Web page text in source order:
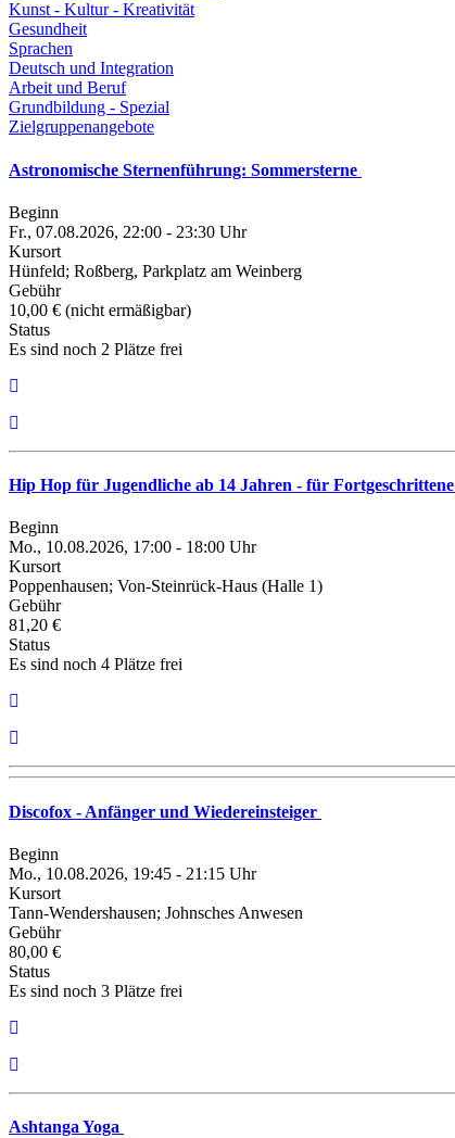
Kunst - Kultur - Kreativität
Gesundheit
Sprachen
Deutsch und Integration
Arbeit und Beruf
Grundbildung - Spezial
Zielgruppenangebote
Astronomische Sternenführung: Sommersterne
Beginn
Fr., 07.08.2026, 22:00 - 23:30 Uhr
Kursort
Hünfeld; Roßberg, Parkplatz am Weinberg
Gebühr
10,00 € (nicht ermäßigbar)
Status
Es sind noch 2 Plätze frei
Hip Hop für Jugendliche ab 14 Jahren - für Fortgeschrittene
Beginn
Mo., 10.08.2026, 17:00 - 18:00 Uhr
Kursort
Poppenhausen; Von-Steinrück-Haus (Halle 1)
Gebühr
81,20 €
Status
Es sind noch 4 Plätze frei
Discofox - Anfänger und Wiedereinsteiger
Beginn
Mo., 10.08.2026, 19:45 - 21:15 Uhr
Kursort
Tann-Wendershausen; Johnsches Anwesen
Gebühr
80,00 €
Status
Es sind noch 3 Plätze frei
Ashtanga Yoga